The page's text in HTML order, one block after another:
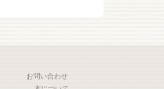
お問い合わせ